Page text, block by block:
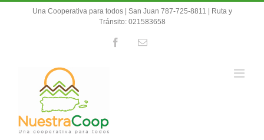
Una Cooperativa para todos | San Juan 787-725-8811 | Ruta y
Tránsito: 021583658
FacebookEmail